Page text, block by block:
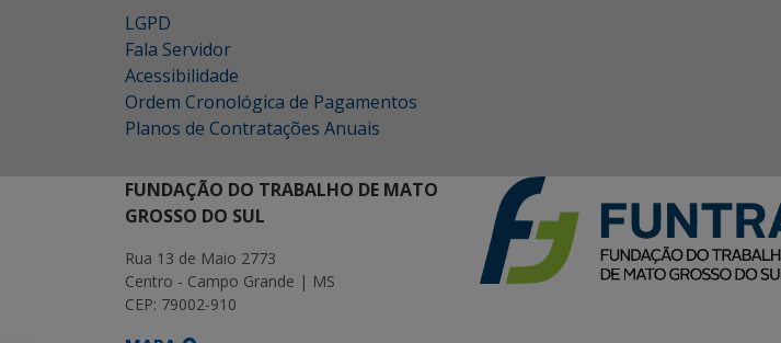
LGPD
Fala Servidor
Acessibilidade
Ordem Cronológica de Pagamentos
Planos de Contratações Anuais
FUNDAÇÃO DO TRABALHO DE MATO
GROSSO DO SUL
Rua 13 de Maio 2773
Centro - Campo Grande | MS
CEP: 79002-910